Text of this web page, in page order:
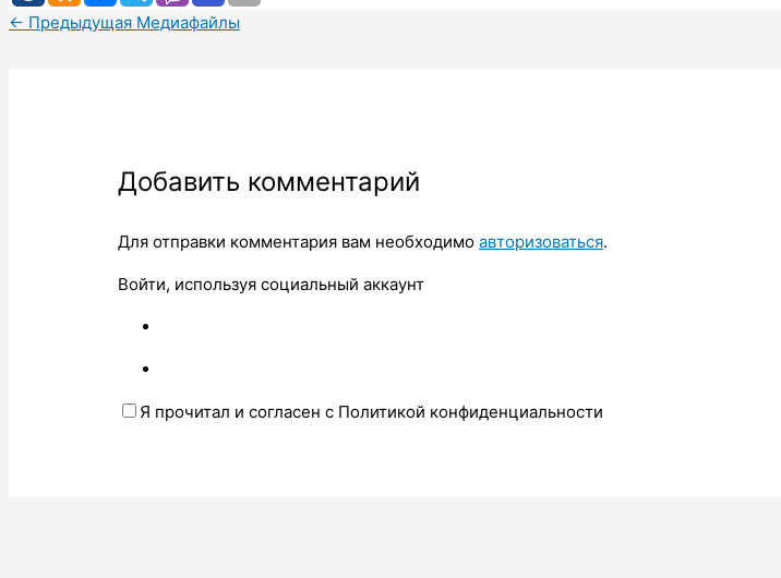
← Предыдущая Медиафайлы
Добавить комментарий
Для отправки комментария вам необходимоавторизоваться.
Войти, используя социальный аккаунт
Я прочитал и согласен с Политикой конфиденциальности